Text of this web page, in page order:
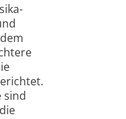
sind